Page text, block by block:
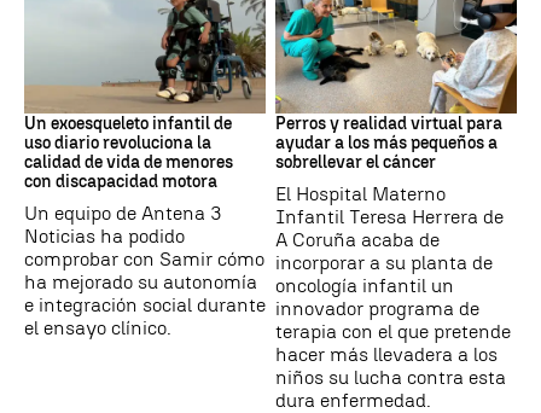
DISCAPACIDAD
Un exoesqueleto infantil de
uso diario revoluciona la
calidad de vida de menores
con discapacidad motora
Un equipo de Antena 3
Noticias ha podido
comprobar con Samir cómo
ha mejorado su autonomía
e integración social durante
el ensayo clínico.
Galicia
Perros y realidad virtual para
ayudar a los más pequeños a
sobrellevar el cáncer
El Hospital Materno
Infantil Teresa Herrera de
A Coruña acaba de
incorporar a su planta de
oncología infantil un
innovador programa de
terapia con el que pretende
hacer más llevadera a los
niños su lucha contra esta
dura enfermedad.